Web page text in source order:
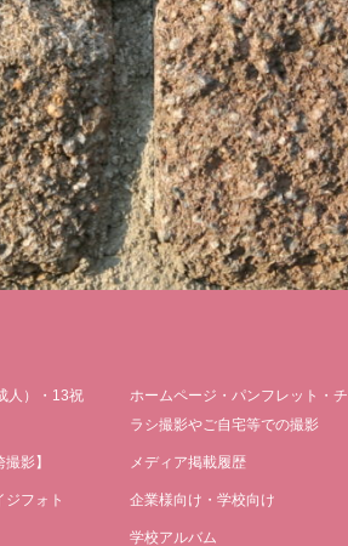
人）・13祝
影】
ジフォト
ホームページ・パンフレット・チ
ラシ撮影やご自宅等での撮影
メディア掲載履歴
企業様向け・学校向け
学校アルバム